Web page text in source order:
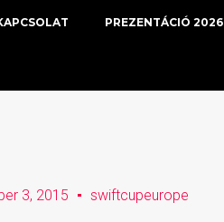
PREZENTÁCIÓ 2026
3, 2015 swiftcupeurope